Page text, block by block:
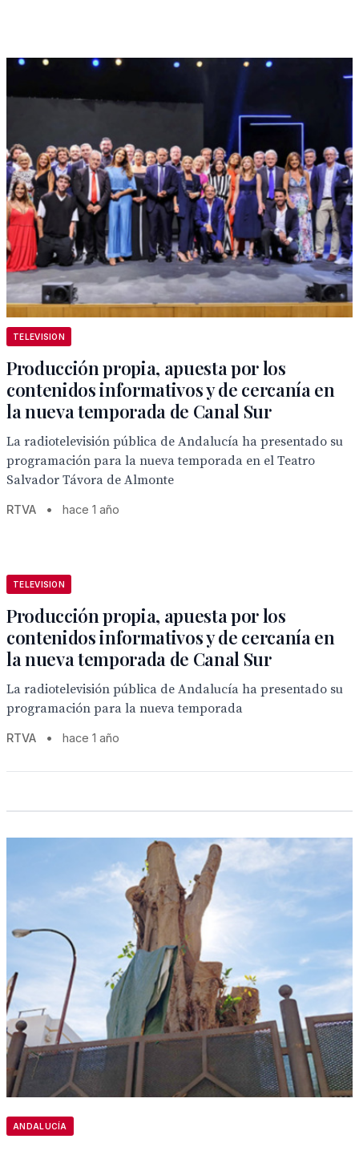
TELEVISION
Producción propia, apuesta por los
contenidos informativos y de cercanía en
la nueva temporada de Canal Sur
La radiotelevisión pública de Andalucía ha presentado su
programación para la nueva temporada en el Teatro
Salvador Távora de Almonte
RTVA • hace 1 año
TELEVISION
Producción propia, apuesta por los
contenidos informativos y de cercanía en
la nueva temporada de Canal Sur
La radiotelevisión pública de Andalucía ha presentado su
programación para la nueva temporada
RTVA • hace 1 año
ANDALUCÍA